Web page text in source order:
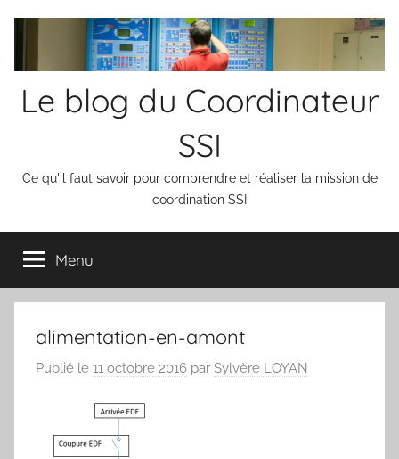
Le blog du Coordinateur
SSI
Ce qu'il faut savoir pour comprendre et réaliser la mission de
coordination SSI
Menu
alimentation-en-amont
Publié le 11 octobre 2016 par Sylvère LOYAN